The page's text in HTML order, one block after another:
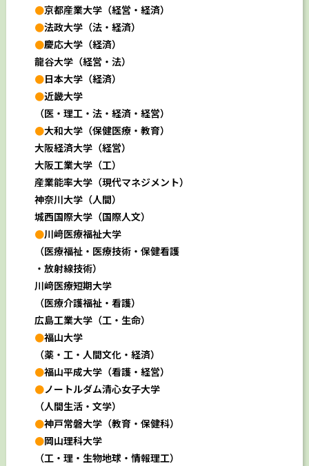
●京都産業大学（経営・経済）
●法政大学（法・経済）
●慶応大学（経済）
龍谷大学（経営・法）
●日本大学（経済）
●近畿大学
（医・理工・法・経済・経営）
●大和大学（保健医療・教育）
大阪経済大学（経営）
大阪工業大学（工）
産業能率大学（現代マネジメント）
神奈川大学（人間）
城西国際大学（国際人文）
●川﨑医療福祉大学
（医療福祉・医療技術・保健看護
・ 放射線技術）
川﨑医療短期大学
（医療介護福祉・看護）
広島工業大学（工・生命）
●福山大学
（薬・工・人間文化・経済）
●福山平成大学（看護・経営）
●ノートルダム清心女子大学
（人間生活・文学）
●神戸常磐大学（教育・保健科）
●岡山理科大学
（工・理・生物地球・情報理工）